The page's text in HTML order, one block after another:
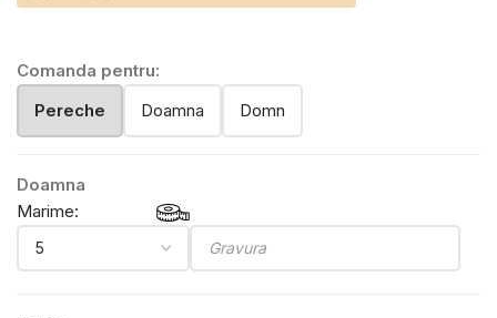
Comanda pentru:
Pereche
Doamna Domn
Doamna
Marime: